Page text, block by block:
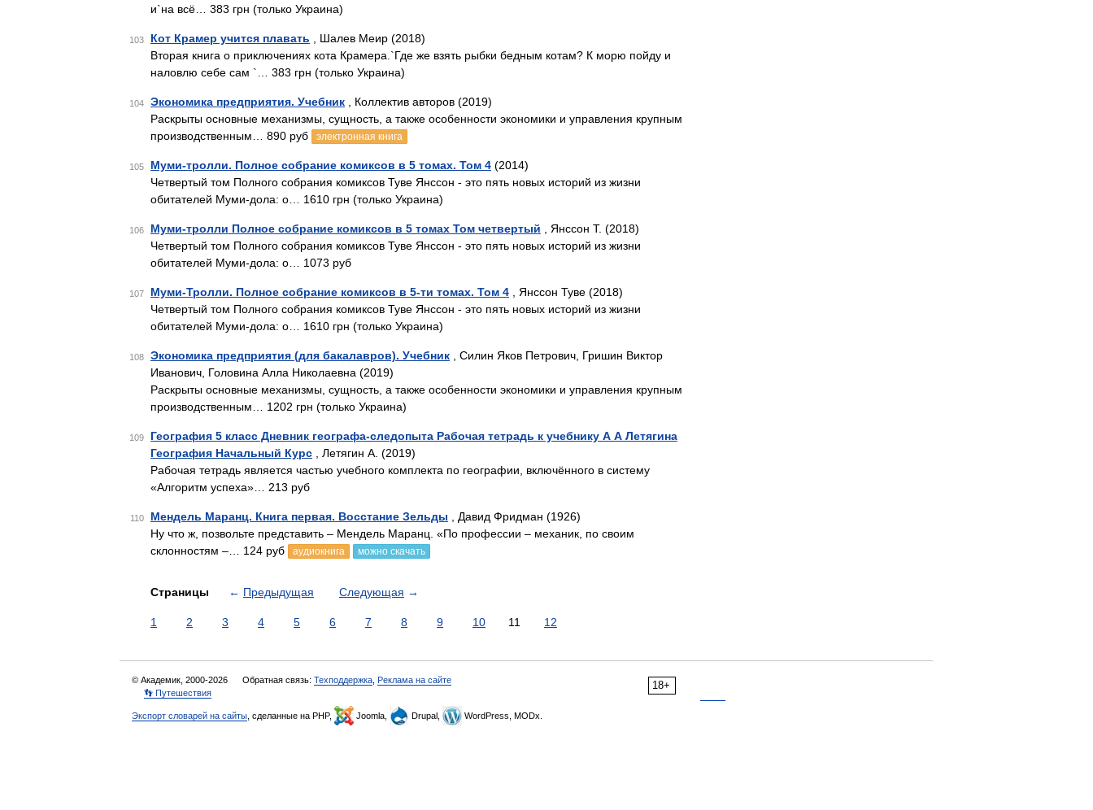
и`на всё… 383 грн (только Украина)
103 Кот Крамер учится плавать , Шалев Меир (2018)
Вторая книга о приключениях кота Крамера.`Где же взять рыбки бедным котам? К морю пойду и
наловлю себе сам `… 383 грн (только Украина)
104 Экономика предприятия. Учебник , Коллектив авторов (2019)
Раскрыты основные механизмы, сущность, а также особенности экономики и управления крупным
производственным… 890 руб
электронная книга
105 Муми-тролли. Полное собрание комиксов в 5 томах. Том 4 (2014)
Четвертый том Полного собрания комиксов Туве Янссон - это пять новых историй из жизни
обитателей Муми-дола: о… 1610 грн (только Украина)
106 Муми-тролли Полное собрание комиксов в 5 томах Том четвертый , Янссон Т. (2018)
Четвертый том Полного собрания комиксов Туве Янссон - это пять новых историй из жизни
обитателей Муми-дола: о… 1073 руб
107 Муми-Тролли. Полное собрание комиксов в 5-ти томах. Том 4 , Янссон Туве (2018)
Четвертый том Полного собрания комиксов Туве Янссон - это пять новых историй из жизни
обитателей Муми-дола: о… 1610 грн (только Украина)
108 Экономика предприятия (для бакалавров). Учебник , Силин Яков Петрович, Гришин Виктор
Иванович, Головина Алла Николаевна (2019)
Раскрыты основные механизмы, сущность, а также особенности экономики и управления крупным
производственным… 1202 грн (только Украина)
109
География 5 класс Дневник географа-следопыта Рабочая тетрадь к учебнику А А Летягина
География Начальный Курс , Летягин А. (2019)
Рабочая тетрадь является частью учебного комплекта по географии, включённого в систему
«Алгоритм успеха»… 213 руб
110 Мендель Маранц. Книга первая. Восстание Зельды , Давид Фридман (1926)
Ну что ж, позвольте представить – Мендель Маранц. «По профессии – механик, по своим
склонностям –… 124 руб
аудиокнига можно скачать
Страницы ← Предыдущая Следующая →
1 2 3 4 5 6 7 8 9 10 11 12
18+
© Академик, 2000-2026 Обратная связь: Техподдержка Реклама на сайте
👣 Путешествия
Экспорт словарей на сайты , сделанные на PHP, Joomla, Drupal, WordPress, MODx.